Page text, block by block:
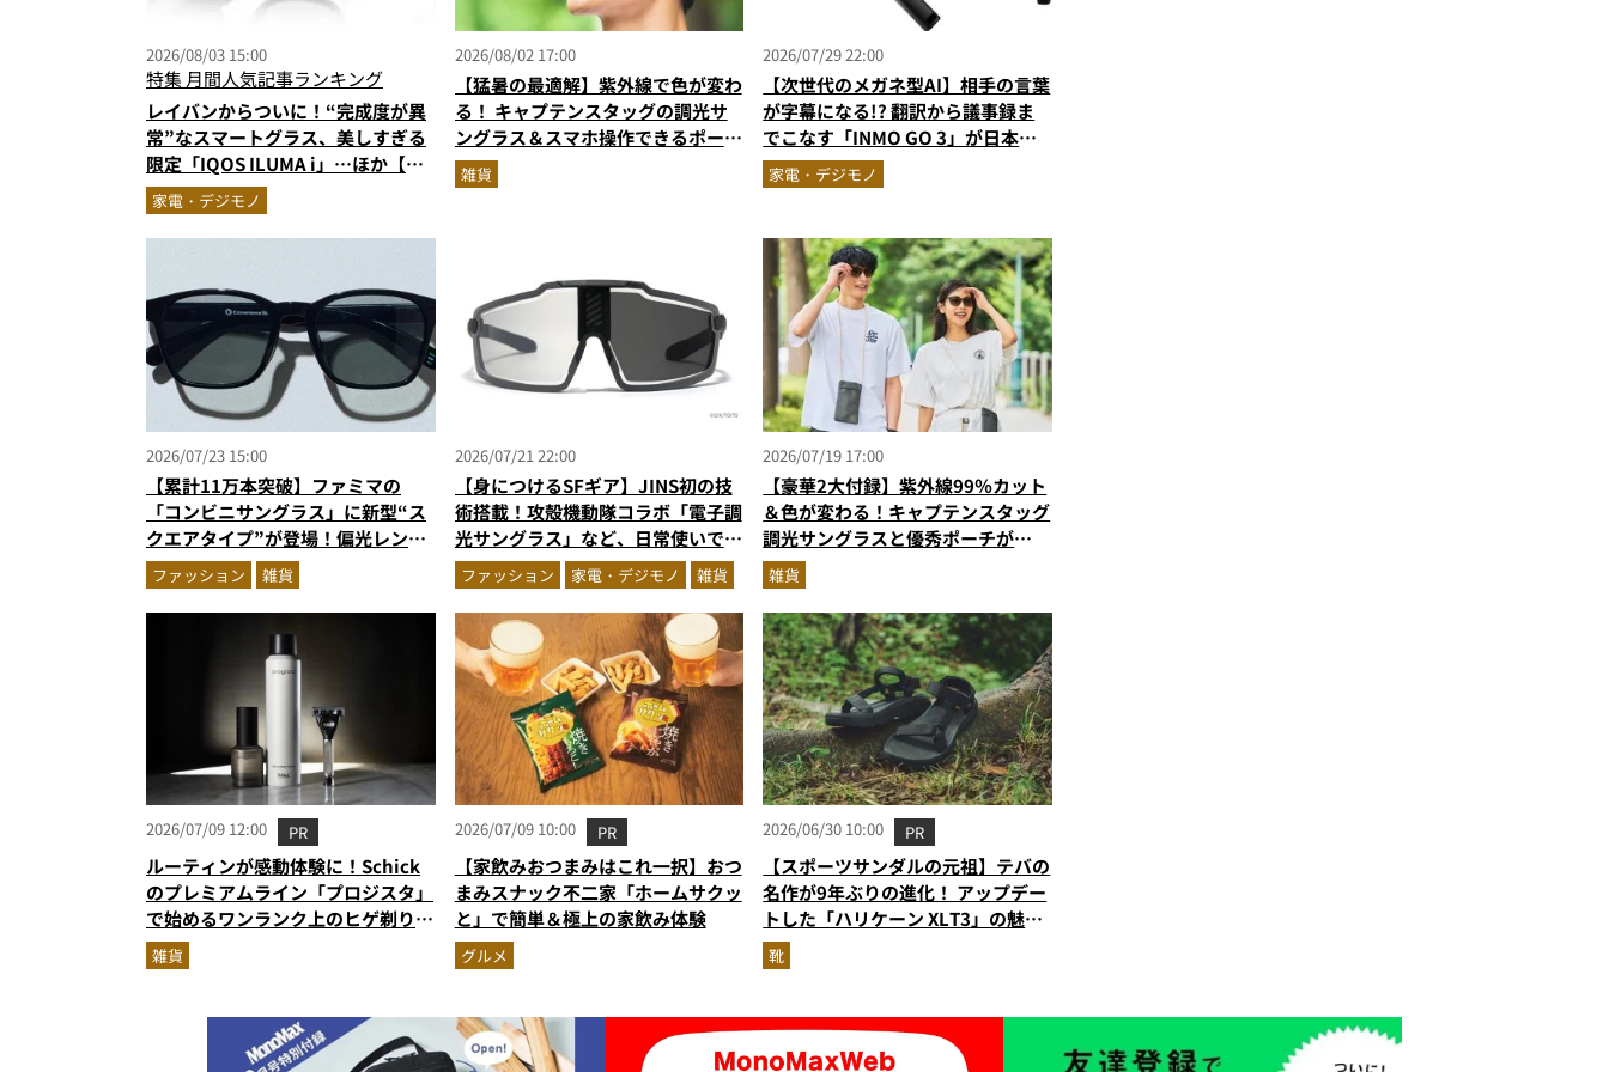
2026/08/03 15:00
特集月間人気記事ランキング
レイバンからついに！“完成度が異
常”なスマートグラス、美しすぎる
限定「IQOS ILUMA i」…ほか【ガ
ジェットの人気記事ランキングベス
ト3】（2026年6月版）
家電・デジモノ
2026/08/02 17:00
【猛暑の最適解】紫外線で色が変わ
る！ キャプテンスタッグの調光サ
ングラス＆スマホ操作できるポーチ
の最強タッグがMonoMax9月号増
刊付録に登場
雑貨
2026/07/29 22:00
【次世代のメガネ型AI】相手の言葉
が字幕になる!? 翻訳から議事録ま
でこなす「INMO GO 3」が日本上
陸家電・デジモノ
2026/07/23 15:00
【累計11万本突破】ファミマの
「コンビニサングラス」に新型“ス
クエアタイプ”が登場！偏光レンズ
採用で2,490円の高コスパ
ファッション 雑貨
2026/07/21 22:00
【身につけるSFギア】JINS初の技
術搭載！攻殻機動隊コラボ「電子調
光サングラス」など、日常使いでき
る“近未来ギア”が発売開始
ファッション 家電・デジモノ 雑貨
2026/07/19 17:00
【豪華2大付録】紫外線99％カット
＆色が変わる！キャプテンスタッグ
調光サングラスと優秀ポーチが
MonoMax増刊に登場
雑貨
2026/07/09 12:00 PR
ルーティンが感動体験に！Schick
のプレミアムライン「プロジスタ」
で始めるワンランク上のヒゲ剃り習
慣
雑貨
2026/07/09 10:00 PR
【家飲みおつまみはこれ一択】おつ
まみスナック不二家「ホームサクッ
と」で簡単＆極上の家飲み体験
グルメ
2026/06/30 10:00 PR
【スポーツサンダルの元祖】テバの
名作が9年ぶりの進化！ アップデー
トした「ハリケーン XLT3」の魅力
を識者があらゆる角度から徹底解
説！
靴